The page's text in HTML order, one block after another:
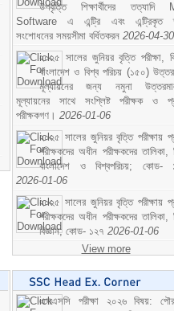
উপবৃত্তি শিক্ষার্থীদের তত্যাদি
Software এ এন্ট্রি এবং এন্ট্রিকৃত
সংশোধনের সময়সীমা বর্ধিতকরন 2026-04-30
২০২৫ সালের জুনিয়র বৃত্তি পরীক্ষা,
বাংলাদেশ ও বিশ্ব পরিচয় (১৫০)
মূল্যায়নের জন্য নমুনা
মূল্যায়নের সাথে সংশ্লিষ্ট পরীক্ষক ও
পরীক্ষকগণ। 2026-01-06
২০২৫ সালের জুনিয়র বৃত্তি পরীক্ষায়
পরীক্ষকদের অধীন পরীক্ষকদের তালিকা,
বাংলাদেশ ও বিশ্বপরিচয়; কোড-
2026-01-06
২০২৫ সালের জুনিয়র বৃত্তি পরীক্ষায়
পরীক্ষকদের অধীন পরীক্ষকদের তালিকা,
বিজ্ঞান; কোড- ১২৭ 2026-01-06
View more
এসএসসি পরীক্ষা ২০২৬ বিষয়: